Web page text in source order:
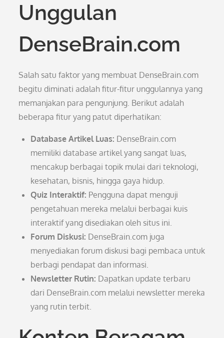
Unggulan
DenseBrain.com
Salah satu faktor yang membuat DenseBrain.com
begitu diminati adalah fitur-fitur unggulannya yang
memanjakan para pengunjung. Berikut adalah
beberapa fitur yang patut diperhatikan:
Database Artikel Luas: DenseBrain.com
memiliki database artikel yang sangat luas,
mencakup berbagai topik mulai dari teknologi,
kesehatan, bisnis, hingga gaya hidup.
Quiz Interaktif: Pengguna dapat menguji
pengetahuan mereka melalui berbagai kuis
interaktif yang disediakan oleh situs ini.
Forum Diskusi: DenseBrain.com juga
menyediakan forum diskusi bagi pembaca untuk
berbagi pendapat dan informasi.
Newsletter Rutin: Dapatkan update terbaru
dari DenseBrain.com melalui newsletter mereka
yang rutin terbit.